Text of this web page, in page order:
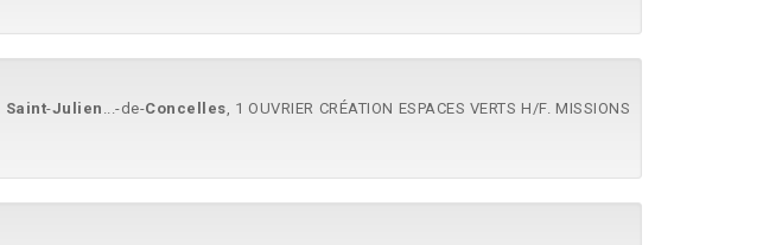
Saint-Julien ...-de-Concelles, 1 OUVRIER CRÉATION ESPACES VERTS H/F. MISSIONS